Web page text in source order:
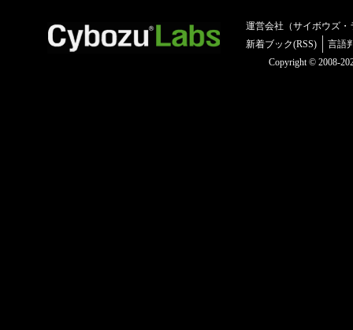
運営会社（サイボウズ・
新着ブック(RSS)
言語
Copyright © 2008-